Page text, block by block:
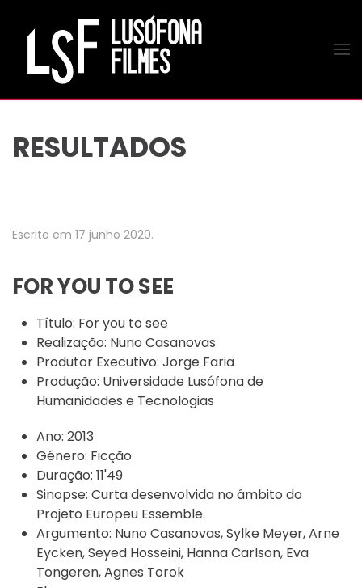
Saltar para o conteúdo principal
RESULTADOS
Escrito em 17 junho 2020.
FOR YOU TO SEE
Título: For you to see
Realização: Nuno Casanovas
Produtor Executivo: Jorge Faria
Produção: Universidade Lusófona de
Humanidades e Tecnologias
Ano: 2013
Género: Ficção
Duração: 11'49
Sinopse: Curta desenvolvida no âmbito do
Projeto Europeu Essemble.
Argumento: Nuno Casanovas, Sylke Meyer, Arne
Eycken, Seyed Hosseini, Hanna Carlson, Eva
Tongeren, Agnes Torok